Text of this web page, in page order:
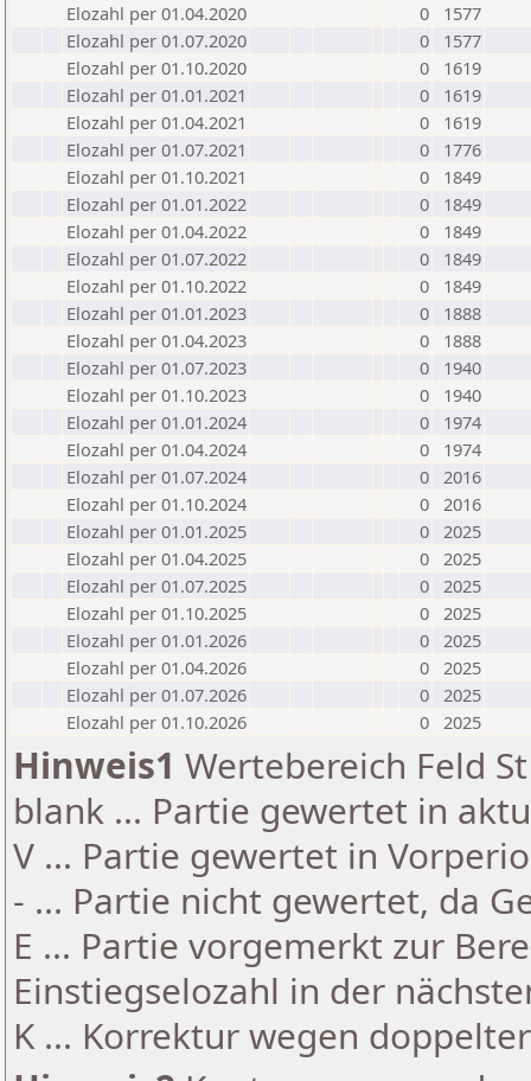
Elozahl per 01.04.2020
0
1577
Elozahl per 01.07.2020
0
1577
Elozahl per 01.10.2020
0
1619
Elozahl per 01.01.2021
0
1619
Elozahl per 01.04.2021
0
1619
Elozahl per 01.07.2021
0
1776
Elozahl per 01.10.2021
0
1849
Elozahl per 01.01.2022
0
1849
Elozahl per 01.04.2022
0
1849
Elozahl per 01.07.2022
0
1849
Elozahl per 01.10.2022
0
1849
Elozahl per 01.01.2023
0
1888
Elozahl per 01.04.2023
0
1888
Elozahl per 01.07.2023
0
1940
Elozahl per 01.10.2023
0
1940
Elozahl per 01.01.2024
0
1974
Elozahl per 01.04.2024
0
1974
Elozahl per 01.07.2024
0 2016
Elozahl per 01.10.2024
0 2016
Elozahl per 01.01.2025
0 2025
Elozahl per 01.04.2025
0 2025
Elozahl per 01.07.2025
0 2025
Elozahl per 01.10.2025
0 2025
Elozahl per 01.01.2026
0 2025
Elozahl per 01.04.2026
0 2025
Elozahl per 01.07.2026
0 2025
Elozahl per 01.10.2026
0 2025
Hinweis1 Wertebereich Feld
blank ... Partie gewertet in
V ... Partie gewertet in
- ... Partie nicht gewertet, da
E ... Partie vorgemerkt zur
Einstiegselozahl in der
K ... Korrektur wegen